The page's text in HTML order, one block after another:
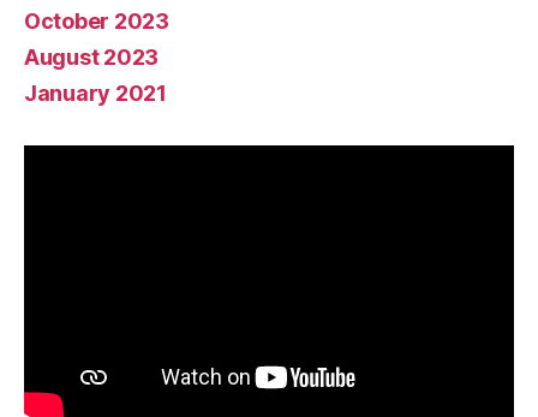
October 2023
August 2023
January 2021